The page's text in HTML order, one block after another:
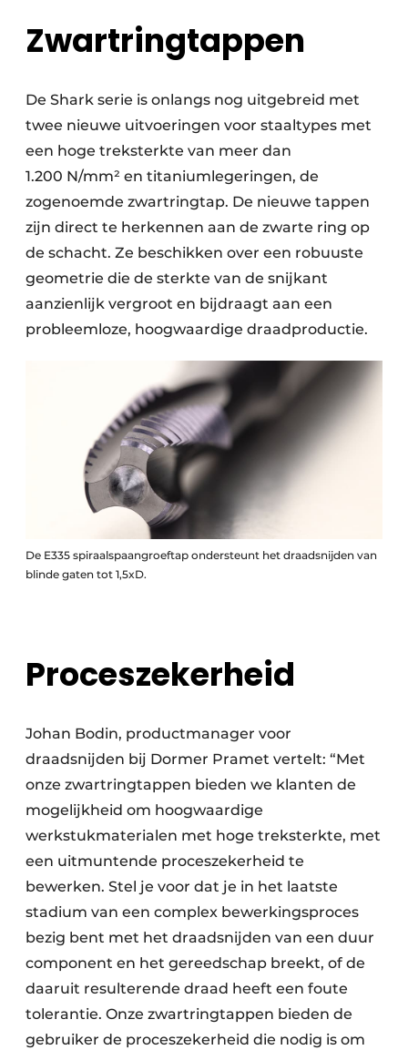
Zwartringtappen
De Shark serie is onlangs nog uitgebreid met
twee nieuwe uitvoeringen voor staaltypes met
een hoge treksterkte van meer dan
1.200 N/mm² en titaniumlegeringen, de
zogenoemde zwartringtap. De nieuwe tappen
zijn direct te herkennen aan de zwarte ring op
de schacht. Ze beschikken over een robuuste
geometrie die de sterkte van de snijkant
aanzienlijk vergroot en bijdraagt aan een
probleemloze, hoogwaardige draadproductie.
De E335 spiraalspaangroeftap ondersteunt het draadsnijden van
blinde gaten tot 1,5xD.
Proceszekerheid
Johan Bodin, productmanager voor
draadsnijden bij Dormer Pramet vertelt: “Met
onze zwartringtappen bieden we klanten de
mogelijkheid om hoogwaardige
werkstukmaterialen met hoge treksterkte, met
een uitmuntende proceszekerheid te
bewerken. Stel je voor dat je in het laatste
stadium van een complex bewerkings­proces
bezig bent met het draad­snijden van een duur
component en het gereedschap breekt, of de
daaruit resulterende draad heeft een foute
tolerantie. Onze zwartringtappen bieden de
gebruiker de proceszekerheid die nodig is om